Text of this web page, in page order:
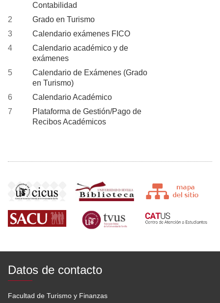
Contabilidad
Grado en Turismo
Calendario exámenes FICO
Calendario académico y de
exámenes
Calendario de Exámenes (Grado
en Turismo)
Calendario Académico
Plataforma de Gestión/Pago de
Recibos Académicos
Datos de contacto
Facultad de Turismo y Finanzas